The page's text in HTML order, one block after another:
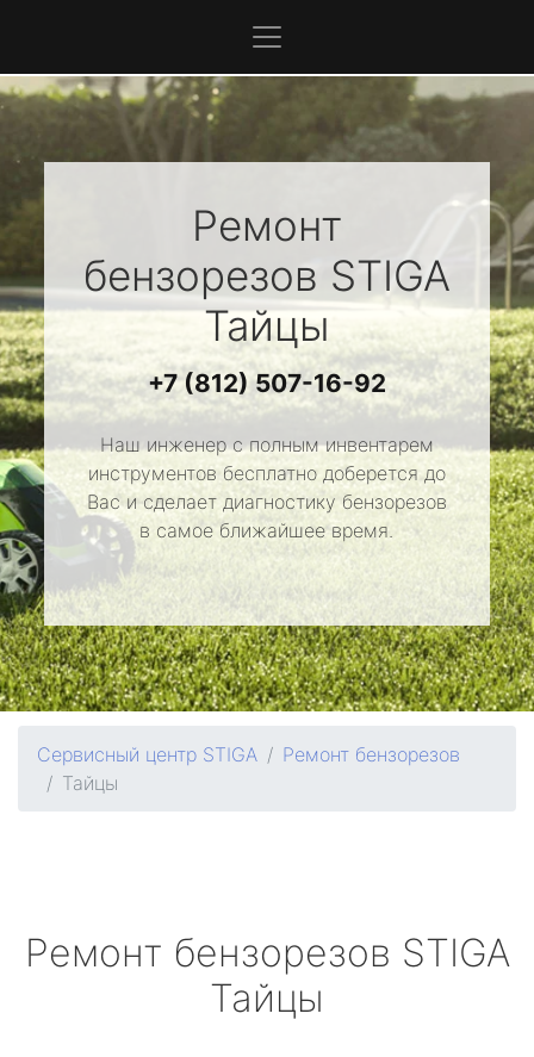
Ремонт
бензорезов STIGA
Тайцы
+7 (812) 507-16-92
Наш инженер с полным инвентарем
инструментов бесплатно доберется до
Вас и сделает диагностику бензорезов
в самое ближайшее время.
Сервисный центр STIGA
Ремонт бензорезов
Тайцы
Ремонт бензорезов STIGA
Тайцы